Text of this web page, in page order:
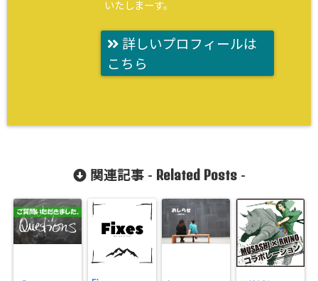
いたしまーす。
詳しいプロフィールは
こちら
関連記事 - Related Posts-